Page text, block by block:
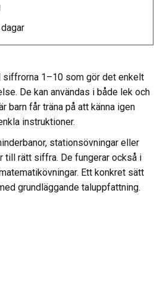
siffrorna 1–10 som gör det enkelt
De kan användas i både lek och
barn får träna på att känna igen
instruktioner.
stationsövningar eller
till rätt siffra. De fungerar också i
Ett konkret sätt
grundläggande taluppfattning.